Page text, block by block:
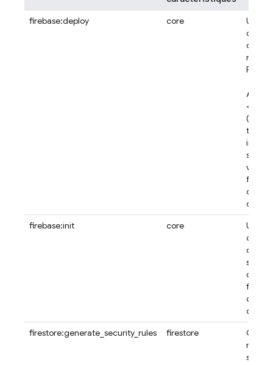
firebase:deploy core
toutes
vous
fournir
firebase:init
core
de
d'IA.
firestore:generate_security_rules
firestore
règles